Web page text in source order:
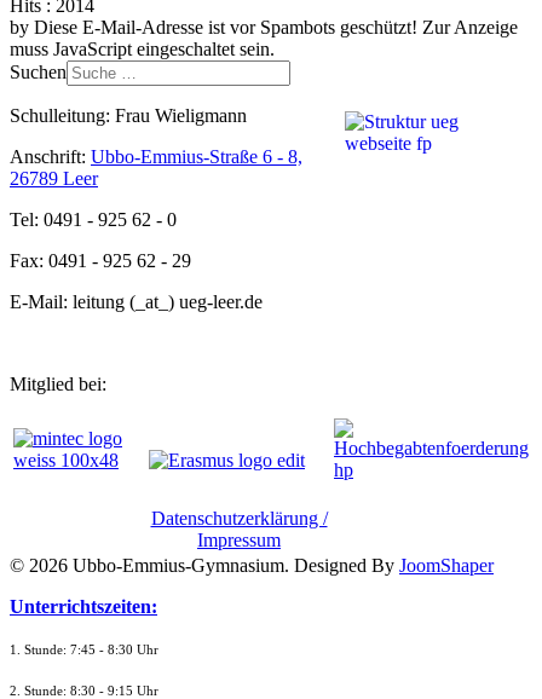
Hits : 2014
by Diese E-Mail-Adresse ist vor Spambots geschützt! Zur Anzeige
muss JavaScript eingeschaltet sein.
Suchen
Schulleitung: Frau Wieligmann
Anschrift: Ubbo-Emmius-Straße 6 - 8,
26789 Leer
Tel: 0491 - 925 62 - 0
Fax: 0491 - 925 62 - 29
E-Mail: leitung (_at_) ueg-leer.de
Mitglied bei:
Datenschutzerklärung /
Impressum
© 2026 Ubbo-Emmius-Gymnasium. Designed By JoomShaper
Unterrichtszeiten:
1. Stunde: 7:45 - 8:30 Uhr
2. Stunde: 8:30 - 9:15 Uhr